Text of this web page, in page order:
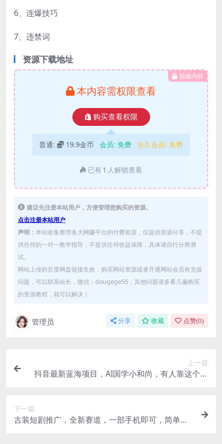
6、连爆技巧
7、违禁词
资源下载地址
隐藏内容
本内容需权限查看
购买查看权限
普通: 19.9金币 会员: 免费 永久会员: 免费
已有 1 人解锁查看
建议先注册本站用户，方便管理您购买的资源。
点击注册本站用户
声明： 本站收集整理各大网赚平台的付费资源，仅提供资源分享，不提
供任何的一对一教学指导，不提供任何收益保障，具体请自行分辨测
试。
网站上传的百度网盘链接失效，购买网站资源或者开通网站会员有充值
问题，可以联系站长，微信：dougege55，其他问题请多看几遍购买
的资源教程，就可以解决！
管理员 分享 收藏 点赞(0)
上一篇
抖音最新蓝海项目，AI国学小和尚，有人靠这个一
下一篇
古装短剧推广，全新赛道，一部手机即可，简单上